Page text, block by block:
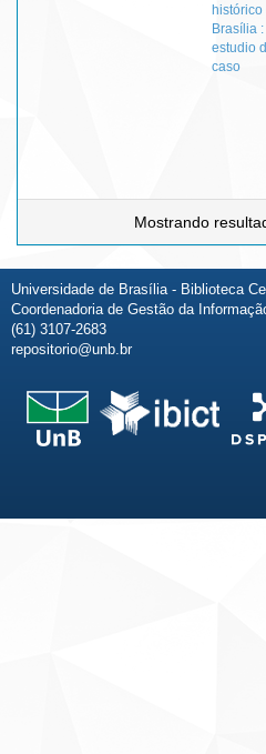
histórico
Brasília :
estudio
caso
Mostrando
Universidade de Brasília - Biblioteca
Coordenadoria de Gestão da
(61) 3107-2683
repositorio@unb.br